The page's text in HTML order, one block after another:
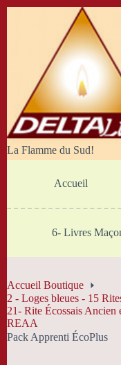
La Flamme du Sud!
Accueil
6- Livres
Accueil Boutique
2 - Loges bleues - 15
21- Rite Écossais Ancien
REAA
Pack Apprenti ÉcoPlus